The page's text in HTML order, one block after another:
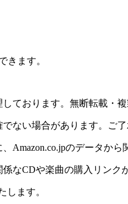
きます。
ております。無断転載・複
ない場合があります。ご了
Amazon.co.jpのデータか
なCDや楽曲の購入リンク
します。